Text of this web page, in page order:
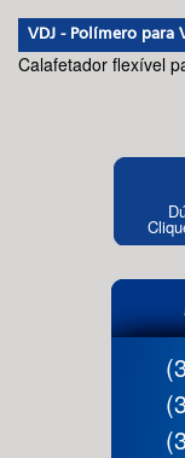
VDJ - Polímero para
Calafetador flexível